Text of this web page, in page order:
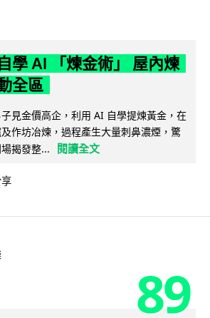
學 AI 「煉金術」 屋內煉
全區
見金價高企，利用 AI 自學提煉黃金，在
作坊冶煉，過程產生大量刺鼻濃煙，驚
揭發整...
閱讀全文
89